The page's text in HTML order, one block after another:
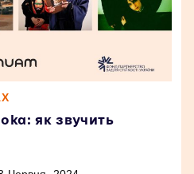
як звучить